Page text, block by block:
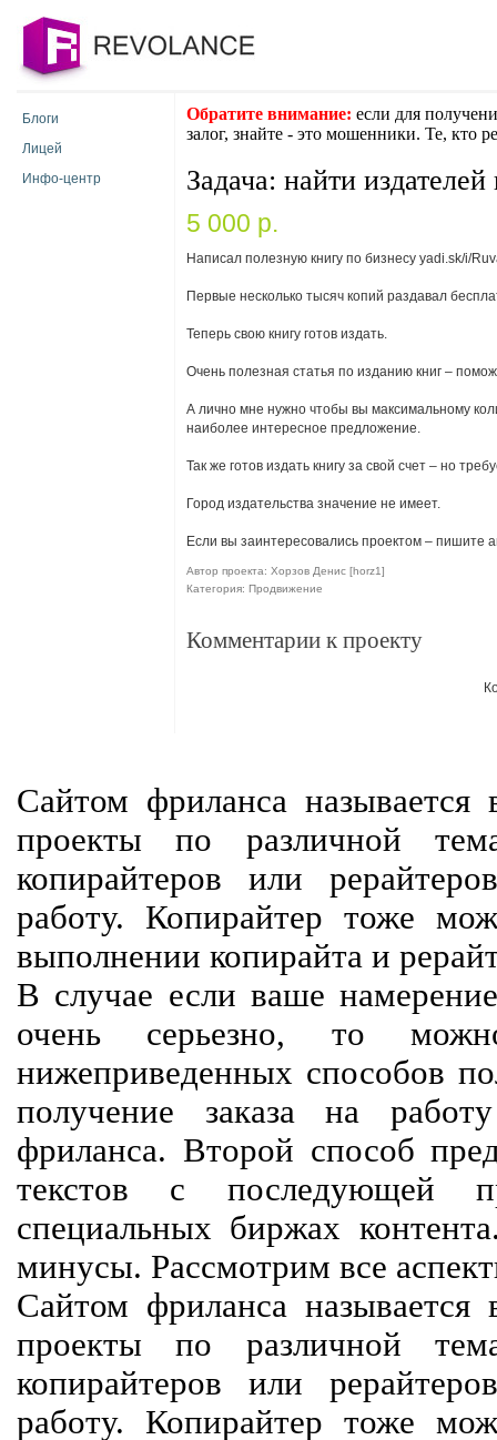
Блоги
Лицей
Инфо-центр
Обратите внимание: если для
залог, знайте - это мошенники. Те, кто
Задача: найти
5 000 p.
Написал полезную книгу по бизнесу yadi.sk/i/
Первые несколько тысяч копий раздавал
Теперь свою книгу готов издать.
Очень полезная статья по изданию книг –
А лично мне нужно чтобы вы максимальному
наиболее интересное предложение.
Так же готов издать книгу за свой счет – но
Город издательства значение не имеет.
Если вы заинтересовались проектом – пишите
Автор проекта: Хорзов Денис [horz1]
Категория: Продвижение
Комментарии к проекту
Сайтом фриланса называется
проекты по различной
копирайтеров или
работу. Копирайтер тоже
выполнении копирайта и
В случае если ваше
очень серьезно, то
нижеприведенных способов
получение заказа на
фриланса. Второй способ
текстов с последующей
специальных биржах
минусы. Рассмотрим все
Сайтом фриланса называется
проекты по различной
копирайтеров или
работу. Копирайтер тоже